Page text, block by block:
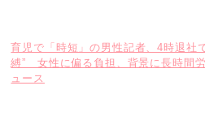
育児で「時短」の男性記者、4時退社
縛” 女性に偏る負担、背景に長時間
ュース